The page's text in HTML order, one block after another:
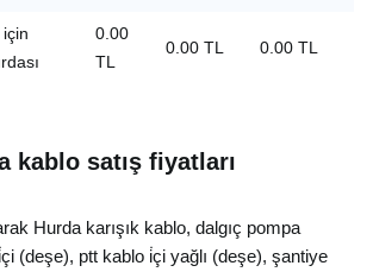
için
0.00
TL
0.00 TL 0.00 TL
kablo satış fiyatları
Hurda karışık kablo, dalgıç pompa
(deşe), ptt kablo i̇çi yağlı (deşe), şantiye